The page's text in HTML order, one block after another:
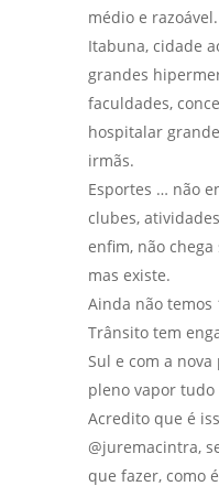
médio e razoável.
Itabuna, cidade
grandes
faculdades,
hospitalar
irmãs.
Esportes … não
clubes,
enfim, não
mas existe.
Ainda não temos
Trânsito tem
Sul e com a
pleno vapor
Acredito que é
@juremacintra,
que fazer, como